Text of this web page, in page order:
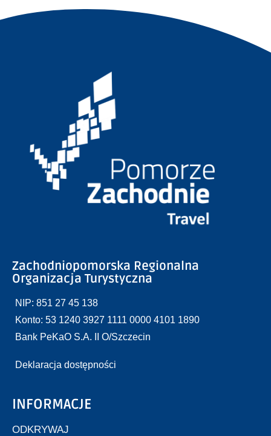
Zachodniopomorska Regionalna
Organizacja Turystyczna
NIP: 851 27 45 138
Konto: 53 1240 3927 1111 0000 4101 1890
Bank PeKaO S.A. II O/Szczecin
Deklaracja dostępności
INFORMACJE
ODKRYWAJ